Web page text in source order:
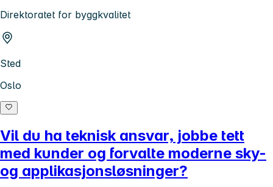
Direktoratet for byggkvalitet
Sted
Oslo
Vil du ha teknisk ansvar, jobbe tett
med kunder og forvalte moderne sky-
og applikasjonsløsninger?